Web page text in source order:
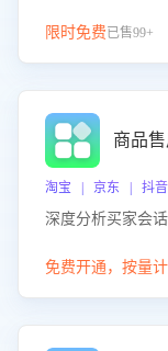
限时免费已售99+
商品
淘宝 | 京东 | 抖
深度分析买家会
免费开通，按量